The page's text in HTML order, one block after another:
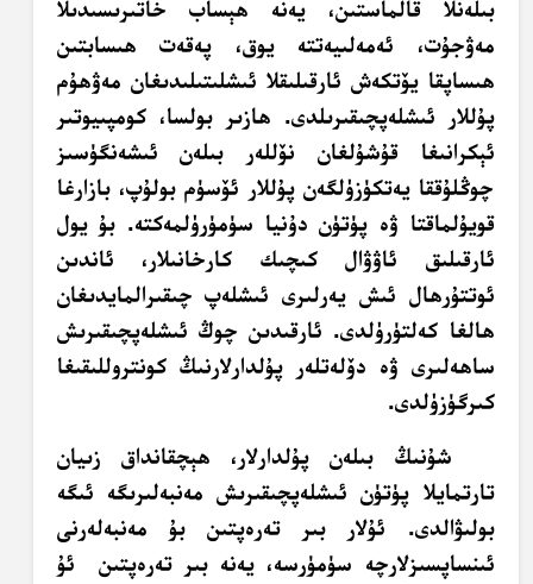
بىلەنلا قالماستىن، يەنە ھېساب خاتىرىسىدىلا
مەۋجۇت، ئەمەلىيەتتە يوق، پەقەت ھىسابتىن
ھىساپقا يۆتكەش ئارقىلىقلا ئىشلىتىلىدىغان مەۋھۇم
پۇللار ئىشلەپچىقىرىلدى. ھازىر بولسا، كومپىيوتىر
ئېكرانىغا قۇشۇلغان نۆللەر بىلەن ئىشەنگۈسىز
چوڭلۇققا يەتكۈزۈلگەن پۇللار ئۆسۈم بولۇپ، بازارغا
قويۇلماقتا ۋە پۈتۈن دۇنيا سۈمۈرۈلمەكتە. بۇ يول
ئارقىلىق ئاۋۋال كىچىك كارخانىلار، ئاندىن
ئوتتۇرھال ئىش يەرلىرى ئىشلەپ چىقىرالمايدىغان
ھالغا كەلتۈرۈلدى. ئارقىدىن چوڭ ئىشلەپچىقىرىش
ساھەلىرى ۋە دۆلەتلەر پۇلدارلارنىڭ كونتروللىقىغا
كىرگۈزۈلدى.
شۇنىڭ بىلەن پۇلدارلار، ھېچقانداق زىيان
تارتمايلا پۈتۈن ئىشلەپچىقىرىش مەنبەلىرىگە ئىگە
بولىۋالدى. ئۇلار بىر تەرەپتىن بۇ مەنبەلەرنى
ئىنساپسىزلارچە سۈمۈرسە، يەنە بىر تەرەپتىن ئۇ